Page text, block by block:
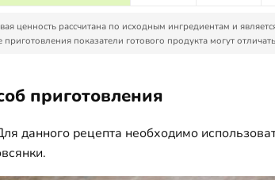
ценность рассчитана по исходным ингредиентам и
приготовления показатели готового продукта могут
приготовления
данного рецепта необходимо